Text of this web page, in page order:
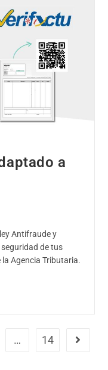
a
Antifraude y
de tus
Agencia Tributaria.
… 14